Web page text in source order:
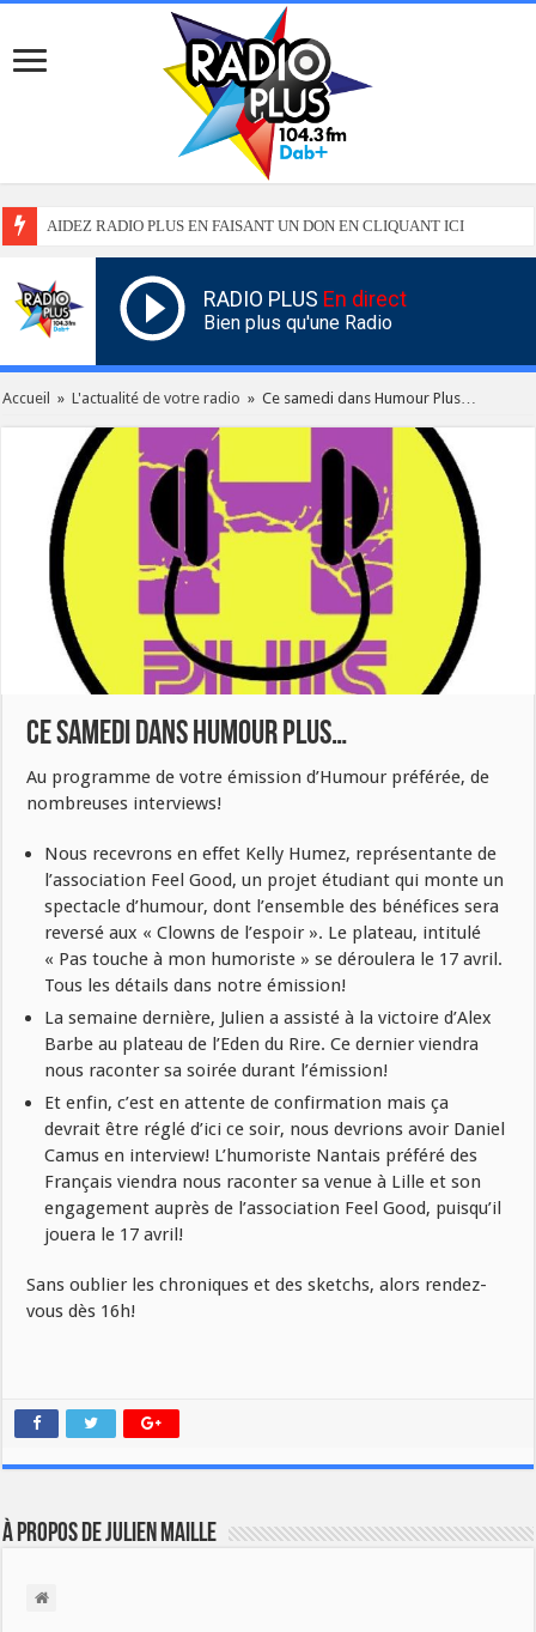
AIDEZ RADIO PLUS EN FAISANT UN DON EN CLIQUANT ICI
RADIO PLUS En direct
Bien plus qu'une Radio
Accueil » L'actualité de votre radio » Ce samedi dans Humour Plus…
Ce samedi dans Humour Plus…
Au programme de votre émission d’Humour préférée, de
nombreuses interviews!
Nous recevrons en effet Kelly Humez, représentante de
l’association Feel Good, un projet étudiant qui monte un
spectacle d’humour, dont l’ensemble des bénéfices sera
reversé aux « Clowns de l’espoir ». Le plateau, intitulé
« Pas touche à mon humoriste » se déroulera le 17 avril.
Tous les détails dans notre émission!
La semaine dernière, Julien a assisté à la victoire d’Alex
Barbe au plateau de l’Eden du Rire. Ce dernier viendra
nous raconter sa soirée durant l’émission!
Et enfin, c’est en attente de confirmation mais ça
devrait être réglé d’ici ce soir, nous devrions avoir Daniel
Camus en interview! L’humoriste Nantais préféré des
Français viendra nous raconter sa venue à Lille et son
engagement auprès de l’association Feel Good, puisqu’il
jouera le 17 avril!
Sans oublier les chroniques et des sketchs, alors rendez-
vous dès 16h!
À propos de Julien Maille